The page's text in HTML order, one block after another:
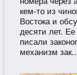
кем-то из
Востока и
десяти лет.
писали
механизм